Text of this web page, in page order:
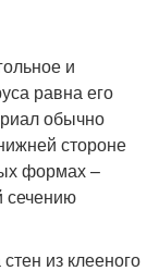
и
равна его
обычно
стороне
формах –
сечению
из клееного